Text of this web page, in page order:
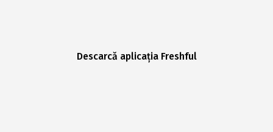
Descarcă aplicația Freshful